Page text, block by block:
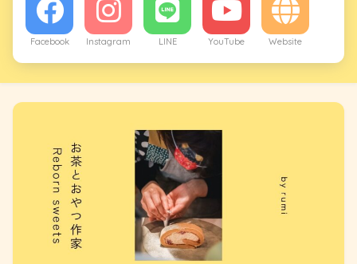
Facebook Instagram LINE YouTube Website